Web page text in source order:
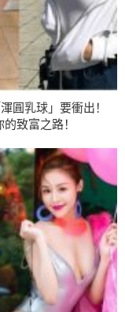
圓乳球」要衝出！
致富之路！